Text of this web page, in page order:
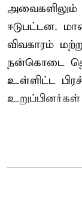
அவைகளிலும்
ஈடுபட்டன.
விவகாரம்
நன்கொடை
உள்ளிட்ட